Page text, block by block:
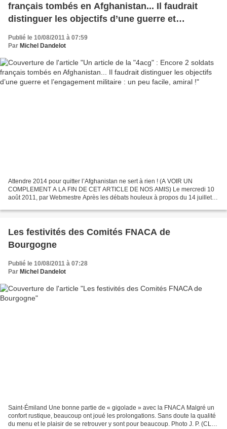
français tombés en Afghanistan... Il faudrait
distinguer les objectifs d’une guerre et
Publié le 10/08/2011 à 07:59
Par Michel Dandelot
Attendre 2014 pour quitter l’Afghanistan ne sert à rien ! (A VOIR UN
COMPLEMENT A LA FIN DE CET ARTICLE DE NOS AMIS) Le mercredi 10
août 2011, par Webmestre Après les débats houleux à propos du 14 juillet et
Les festivités des Comités FNACA de
Bourgogne
Publié le 10/08/2011 à 07:28
Par Michel Dandelot
Saint-Émiland Une bonne partie de « gigolade » avec la FNACA Malgré un
confort rustique, beaucoup ont joué les prolongations. Sans doute la qualité
du menu et le plaisir de se retrouver y sont pour beaucoup. Photo J. P. (CLP)